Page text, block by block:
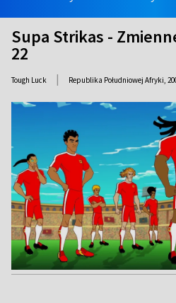
Supa Strikas -
22
Tough Luck | Republika Południowej Afryki,